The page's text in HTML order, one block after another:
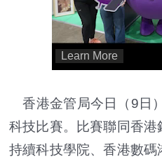
香港金管局今日（9日
科技比賽。比賽聯同香
持續科技學院、香港數